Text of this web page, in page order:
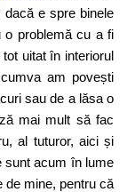
e spre binele
o problemă cu a fi
uitat în interiorul
am povești
sau de a lăsa o
mai mult să fac
al tuturor, aici și
sunt acum în lume
de mine, pentru că